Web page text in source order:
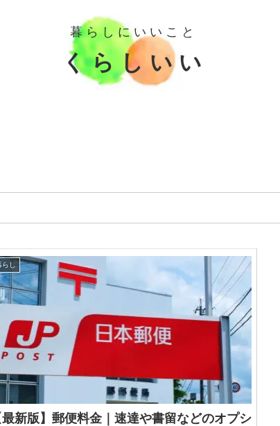
暮 ら し に い い こ と
く ら し い い
らし
最新版】郵便料金｜速達や書留などのオプシ